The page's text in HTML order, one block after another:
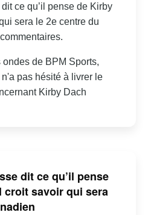
ce qu’il pense de Kirby
sera le 2e centre du
de BPM Sports,
pas hésité à livrer le
Kirby Dach
dit ce qu’il pense
croit savoir qui sera